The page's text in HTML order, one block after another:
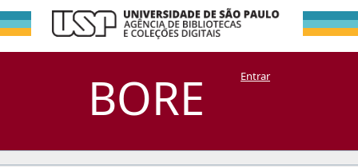
BORE
Filtrar por:
Assunto
DSpace/Manakin + CoriscoEntrar